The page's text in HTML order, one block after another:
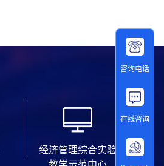
经济管理综合实验
咨询电话
在线咨询